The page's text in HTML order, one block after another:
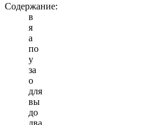
Содержание:
в
я
а
по
у
за
о
для
вы
до
два